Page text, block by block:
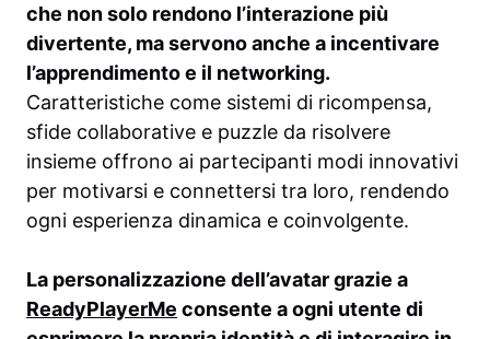
che non solo rendono l’interazione più
divertente, ma servono anche a incentivare
l’apprendimento e il networking.
Caratteristiche come sistemi di ricompensa,
sfide collaborative e puzzle da risolvere
insieme offrono ai partecipanti modi innovativi
per motivarsi e connettersi tra loro, rendendo
ogni esperienza dinamica e coinvolgente.
La personalizzazione dell’avatar grazie a
ReadyPlayerMe consente a ogni utente di